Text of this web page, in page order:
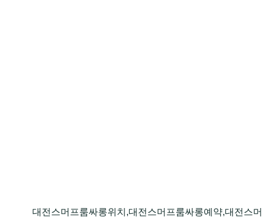
대전스머프룸싸롱위치,대전스머프룸싸롱예약,대전스